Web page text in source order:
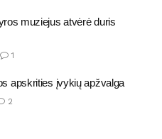
muziejus atvėrė duris
1
apskrities įvykių apžvalga
2